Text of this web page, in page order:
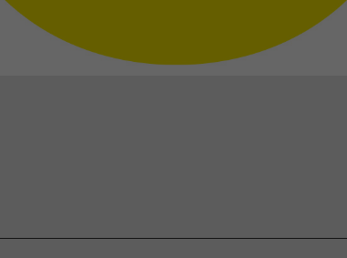
behövs för